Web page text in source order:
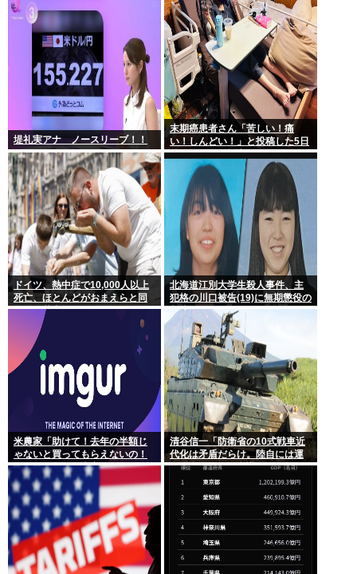
万人、全就業者の1%強
堤礼実アナ ノースリーブ！！
末期癌患者さん「苦しい！痛
い！しんどい！」と投稿した5日
後に穏やかに旅立つ
ドイツ、熱中症で10,000人以上
死亡、ほとんどがおまえらと同
年代、若者は元気
北海道江別大学生殺人事件、主
犯格の川口被告(19)に無期懲役の
判決
米農家「助けて！去年の半額じ
ゃないと買ってもらえないの！
作れば作るほど赤字で死にそ
う！」
清谷信一「防衛省の10式戦車近
代化は矛盾だらけ。陸自には運
用理念もコスト意識もない」